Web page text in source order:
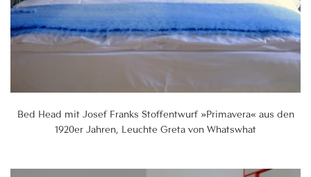
Bed Head mit Josef Franks Stoffentwurf »Primavera« aus den
1920er Jahren, Leuchte Greta von Whatswhat